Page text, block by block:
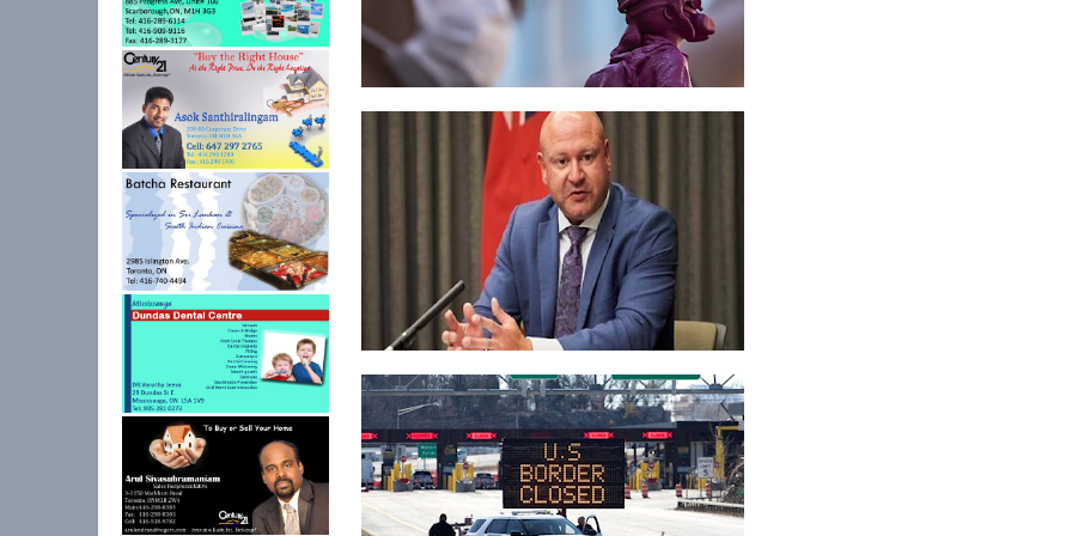
ஹொங்கொங் தேசிய
பாதுகாப்பு சட்டம்: க...
வின்னிபெக்கில் புதிய
கொவிட்-19 கட்ட...